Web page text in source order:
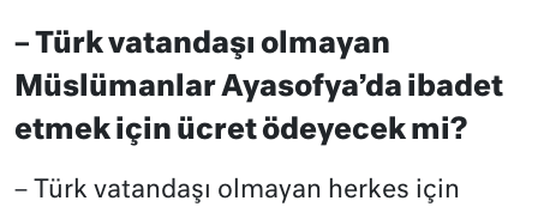
– Türk vatandaşı olmayan
Müslümanlar Ayasofya’da ibadet
etmek için ücret ödeyecek mi?
– Türk vatandaşı olmayan herkes için